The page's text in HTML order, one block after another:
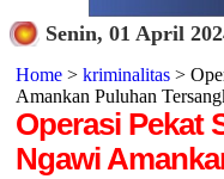
Senin, 01 April
Home> kriminalitas>
Amankan Puluhan
Operasi Pekat
Ngawi